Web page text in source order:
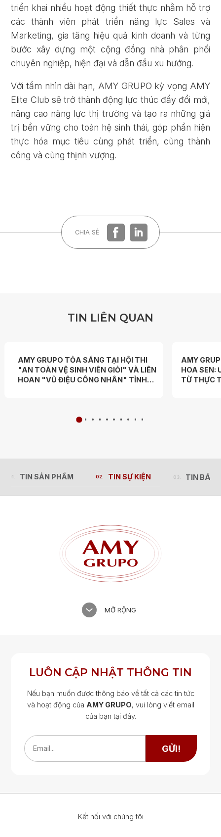
triển khai nhiều hoạt động thiết thực nhằm hỗ trợ
các thành viên phát triển năng lực Sales và
Marketing, gia tăng hiệu quả kinh doanh và từng
bước xây dựng một cộng đồng nhà phân phối
chuyên nghiệp, hiện đại và dẫn đầu xu hướng.
Với tầm nhìn dài hạn, AMY GRUPO kỳ vọng AMY
Elite Club sẽ trở thành động lực thúc đẩy đổi mới,
nâng cao năng lực thị trường và tạo ra những giá
trị bền vững cho toàn hệ sinh thái, góp phần hiện
thực hóa mục tiêu cùng phát triển, cùng thành
công và cùng thịnh vượng.
CHIA SẺ
TIN LIÊN QUAN
AMY GRUPO TỎA SÁNG TẠI HỘI THI
"AN TOÀN VỆ SINH VIÊN GIỎI" VÀ LIÊN
HOAN "VŨ ĐIỆU CÔNG NHÂN" TỈNH
AMY
HOA SEN:
TỪ THỰC
TIN SẢN PHẨM
TIN SẢN PHẨM
TIN SỰ KIỆN
TIN SỰ KIỆN
TIN BÁO
TIN BÁO
MỞ RỘNG
LUÔN CẬP NHẬT THÔNG TIN
Nếu bạn muốn được thông báo về tất cả các tin tức
và hoạt động của AMY GRUPO, vui lòng viết email
của bạn tại đây.
Email... GỬI!
Kết nối với chúng tôi